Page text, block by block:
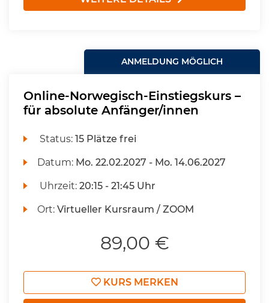
ANMELDUNG MÖGLICH
Online-Norwegisch-Einstiegskurs –
für absolute Anfänger/innen
Status:15 Plätze frei
Datum: Mo. 22.02.2027 - Mo. 14.06.2027
Uhrzeit:20:15 - 21:45 Uhr
Ort:Virtueller Kursraum / ZOOM
89,00 €
KURS MERKEN